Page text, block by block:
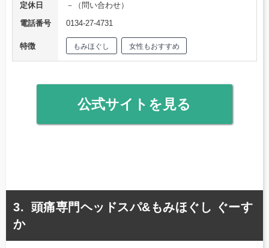
定休日
－（問い合わせ）
電話番号
0134-27-4731
特徴 もみほぐし 女性もおすすめ
公式サイトを見る
頭痛専門ヘッドスパ&もみほぐし ぐーす
か